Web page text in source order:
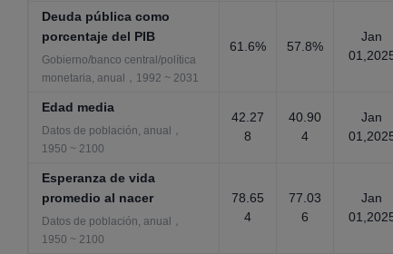
Deuda pública como
porcentaje del PIB
Gobierno/banco central/política
monetaria, anual，1992 ~ 2031
61.6% 57.8%
Jan
Edad media
Datos de población, anual，
1950 ~ 2100
42.27
8
40.90
4
Jan
Esperanza de vida
promedio al nacer
Datos de población, anual，
1950 ~ 2100
78.65
4
77.03
6
Jan